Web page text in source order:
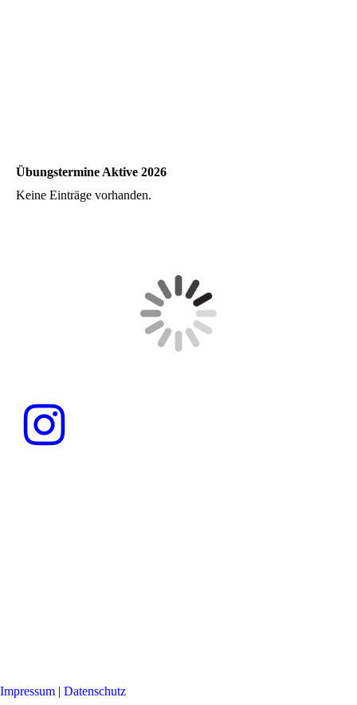
Übungstermine Aktive 2026
Keine Einträge vorhanden.
Impressum | Datenschutz